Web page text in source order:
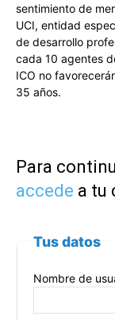
sentimiento de
UCI, entidad
de desarrollo
cada 10 agentes
ICO no
35 años.
Para
accede a tu
Tus datos
Nombre de